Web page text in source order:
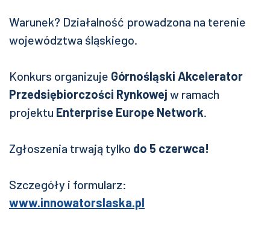
Warunek? Działalność prowadzona na terenie
województwa śląskiego.
Konkurs organizuje Górnośląski Akcelerator
Przedsiębiorczości Rynkowej w ramach
projektu Enterprise Europe Network.
Zgłoszenia trwają tylko do 5 czerwca!
Szczegóły i formularz:
www.innowatorslaska.pl